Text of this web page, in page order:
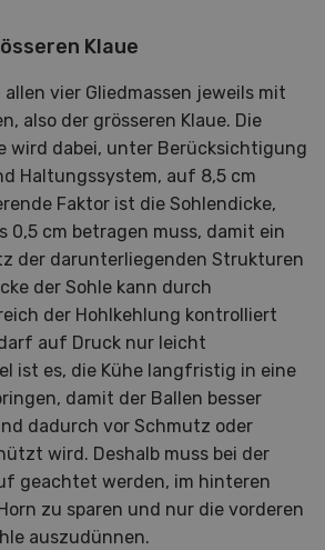
Klaue
vier Gliedmassen jeweils mit
also der grösseren Klaue. Die
wird dabei, unter Berücksichtigung
Haltungssystem, auf 8,5 cm
Faktor ist die Sohlendicke,
0,5 cm betragen muss, damit ein
der darunterliegenden Strukturen
der Sohle kann durch
der Hohlkehlung kontrolliert
auf Druck nur leicht
ist es, die Kühe langfristig in eine
damit der Ballen besser
dadurch vor Schmutz oder
wird. Deshalb muss bei der
geachtet werden, im hinteren
zu sparen und nur die vorderen
auszudünnen.